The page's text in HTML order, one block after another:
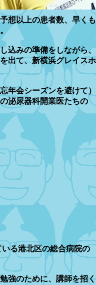
想以上の患者数、早くも
込みの準備をしながら、
出て、新横浜グレイスホ
年会シーズンを避けて）
泌尿器科開業医たちの
る港北区の総合病院の
強のために、講師を招く